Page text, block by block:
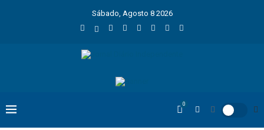
Sábado, Agosto 8 2026
0